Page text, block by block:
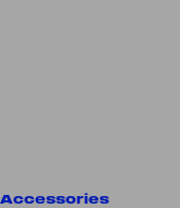
Accessories